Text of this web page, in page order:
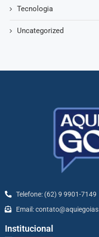
Tecnologia
Uncategorized
Telefone: (62) 9 9901-7149
Email:
Institucional